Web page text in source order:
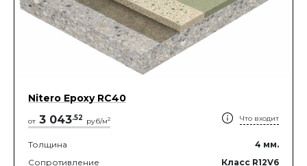
Nitero Epoxy RС40
от 3 043.52 руб/м2 Что входит
Толщина 4 мм.
Сопротивление
Класс R12V6